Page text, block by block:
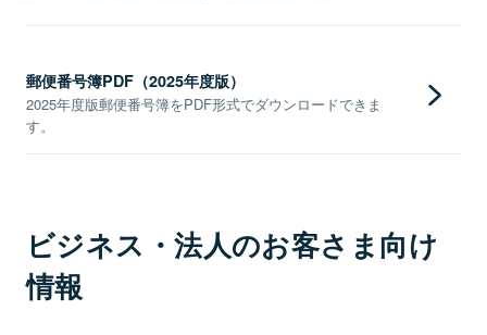
郵便番号簿PDF（2025年度版）
2025年度版郵便番号簿をPDF形式でダウンロードできま
す。
ビジネス・法人のお客さま向け
情報